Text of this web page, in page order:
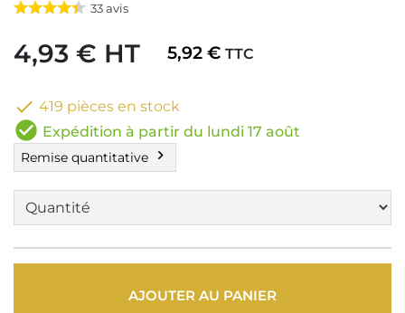
33avis
4,93 € HT 5,92 € TTC
 419 pièces en stock
check_circle Expédition à partir du lundi 17 août
Remise quantitative chevron_right
AJOUTER AU PANIER